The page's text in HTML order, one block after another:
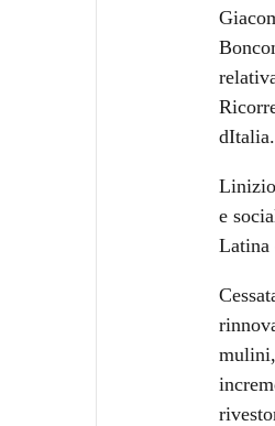
dItalia.
e
Latina